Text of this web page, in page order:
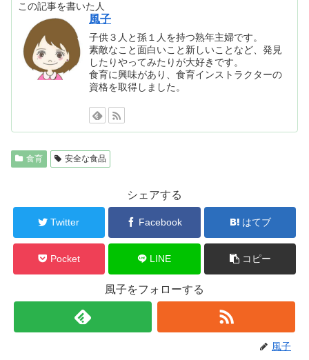
この記事を書いた人
風子
子供３人と孫１人を持つ熟年主婦です。
素敵なこと面白いこと新しいことなど、発見
したりやってみたりが大好きです。
食育に興味があり、食育インストラクターの
資格を取得しました。
食育 安全な食品
シェアする
Twitter Facebook はてブ
Pocket LINE コピー
風子をフォローする
風子